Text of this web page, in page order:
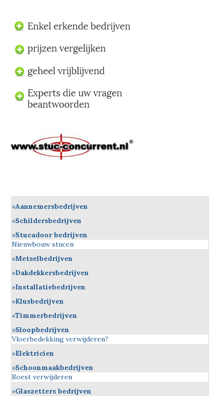
Aannemersbedrijven
Schildersbedrijven
Stucadoor bedrijven
Nieuwbouw stucen
Metselbedrijven
Dakdekkersbedrijven
Installatiebedrijven
Klusbedrijven
Timmerbedrijven
Sloopbedrijven
Vloerbedekking verwijderen?
Elektricien
Schoonmaakbedrijven
Roest verwijderen
Glaszetters bedrijven